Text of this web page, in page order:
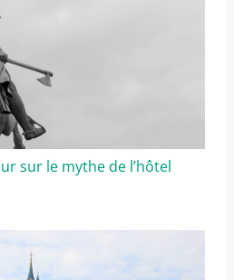
sur le mythe de l’hôtel